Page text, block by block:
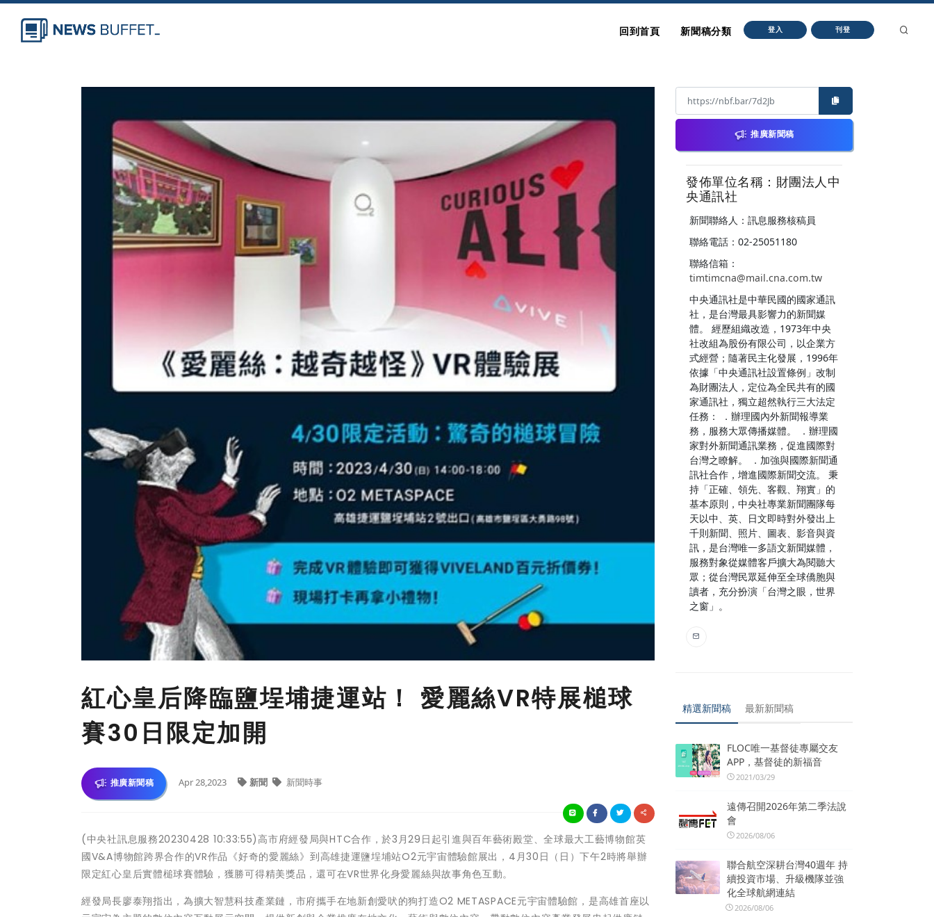
回到首頁 新聞稿分類 登入 刊登
紅心皇后降臨鹽埕埔捷運站！ 愛麗絲VR特展槌球
賽30日限定加開
推廣新聞稿 Apr 28,2023 新聞 新聞時事
(中央社訊息服務20230428 10:33:55)高市府經發局與HTC合作，於3月29日起引進與百年藝術殿堂、全球最大工藝博物館英
國V&A博物館跨界合作的VR作品《好奇的愛麗絲》到高雄捷運鹽埕埔站O2元宇宙體驗館展出，4月30日（日）下午2時將舉辦
限定紅心皇后實體槌球賽體驗，獲勝可得精美獎品，還可在VR世界化身愛麗絲與故事角色互動。
經發局長廖泰翔指出，為擴大智慧科技產業鏈，市府攜手在地新創愛吠的狗打造O2 METASPACE元宇宙體驗館，是高雄首座以
推廣新聞稿
發佈單位名稱：財團法人中
央通訊社
新聞聯絡人：訊息服務核稿員
聯絡電話：02-25051180
聯絡信箱：
timtimcna@mail.cna.com.tw
中央通訊社是中華民國的國家通訊
社，是台灣最具影響力的新聞媒
體。 經歷組織改造，1973年中央
社改組為股份有限公司，以企業方
式經營；隨著民主化發展，1996年
依據「中央通訊社設置條例」改制
為財團法人，定位為全民共有的國
家通訊社，獨立超然執行三大法定
任務： ．辦理國內外新聞報導業
務，服務大眾傳播媒體。 ．辦理國
家對外新聞通訊業務，促進國際對
台灣之瞭解。 ．加強與國際新聞通
訊社合作，增進國際新聞交流。 秉
持「正確、領先、客觀、翔實」的
基本原則，中央社專業新聞團隊每
天以中、英、日文即時對外發出上
千則新聞、照片、圖表、影音與資
訊，是台灣唯一多語文新聞媒體，
服務對象從媒體客戶擴大為閱聽大
眾；從台灣民眾延伸至全球僑胞與
讀者，充分扮演「台灣之眼，世界
之窗」。
精選新聞稿 最新新聞稿
FLOC唯一基督徒專屬交友
APP，基督徒的新福音
2021/03/29
遠傳召開2026年第二季法說
會
2026/08/06
聯合航空深耕台灣40週年 持
續投資市場、升級機隊並強
化全球航網連結
2026/08/06